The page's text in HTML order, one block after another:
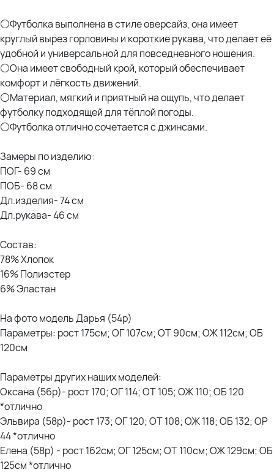
⚪Футболка выполнена в стиле оверсайз, она имеет
круглый вырез горловины и короткие рукава, что делает её
удобной и универсальной для повседневного ношения.
⚪Она имеет свободный крой, который обеспечивает
комфорт и лёгкость движений.
⚪Материал, мягкий и приятный на ощупь, что делает
футболку подходящей для тёплой погоды.
⚪Футболка отлично сочетается с джинсами.
Замеры по изделию:
ПОГ- 69 см
ПОБ- 68 см
Дл.изделия- 74 см
Дл.рукава- 46 см
Состав:
78% Хлопок
16% Полиэстер
6% Эластан
На фото модель Дарья (54р)
Параметры: рост 175см; ОГ 107см; ОТ 90см; ОЖ 112см; ОБ
120см
Параметры других наших моделей:
Оксана (56р)- рост 170; ОГ 114; ОТ 105; ОЖ 110; ОБ 120
*отлично
Эльвира (58р)- рост 173; ОГ 120; ОТ 108; ОЖ 118; ОБ 132; ОР
44 *отлично
Елена (58р) - рост 162см; ОГ 125см; ОТ 110см; ОЖ 129см; ОБ
125см *отлично